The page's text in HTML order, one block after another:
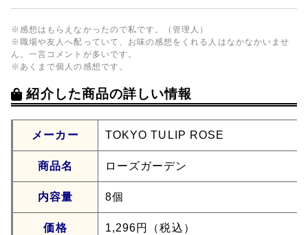
※感想はもらえなかったので私です。（管理人）
※職場や友人へ配っていて、お味の感想をくれる人はなかなかいませ
ん。一言コメントが多いです。
※あくまで個人の感想です。
紹介した商品の詳しい情報
メーカー TOKYO TULIP ROSE
商品名 ローズガーデン
内容量 8個
価格 1,296円（税込）